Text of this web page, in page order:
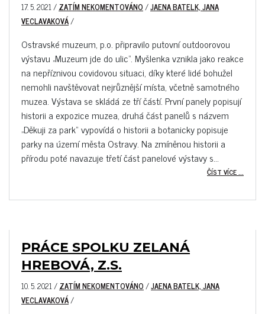
17. 5. 2021/ZATÍM NEKOMENTOVÁNO/JAENA BATELK, JANA
VECLAVAKOVÁ/
Ostravské muzeum, p.o. připravilo putovní outdoorovou
výstavu „Muzeum jde do ulic“. Myšlenka vznikla jako reakce
na nepříznivou covidovou situaci, díky které lidé bohužel
nemohli navštěvovat nejrůznější místa, včetně samotného
muzea. Výstava se skládá ze tří částí. První panely popisují
historii a expozice muzea, druhá část panelů s názvem
„Děkuji za park“ vypovídá o historii a botanicky popisuje
parky na území města Ostravy. Na zmíněnou historii a
přírodu poté navazuje třetí část panelové výstavy s...
ČÍST VÍCE ...
PRÁCE SPOLKU ZELANÁ
HREBOVÁ, Z.S.
10. 5. 2021/ZATÍM NEKOMENTOVÁNO/JAENA BATELK, JANA
VECLAVAKOVÁ/